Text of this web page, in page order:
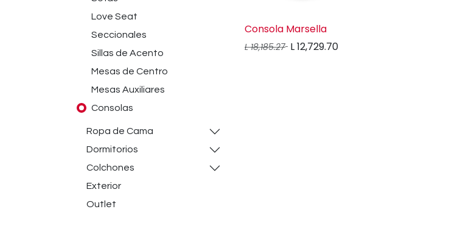
Love Seat
Seccionales
Sillas de Acento
Mesas de Centro
Mesas Auxiliares
Consolas
Ropa de Cama
Dormitorios
Colchones
Exterior
Outlet
Consola Marsella
L18,185.27 L12,729.70